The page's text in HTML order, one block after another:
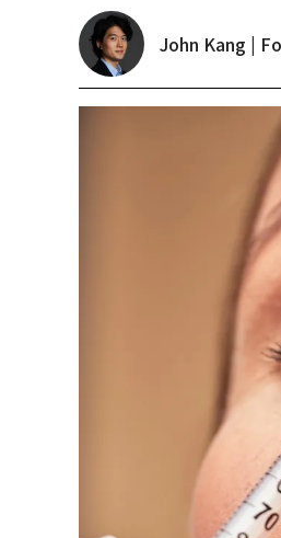
John Kang |